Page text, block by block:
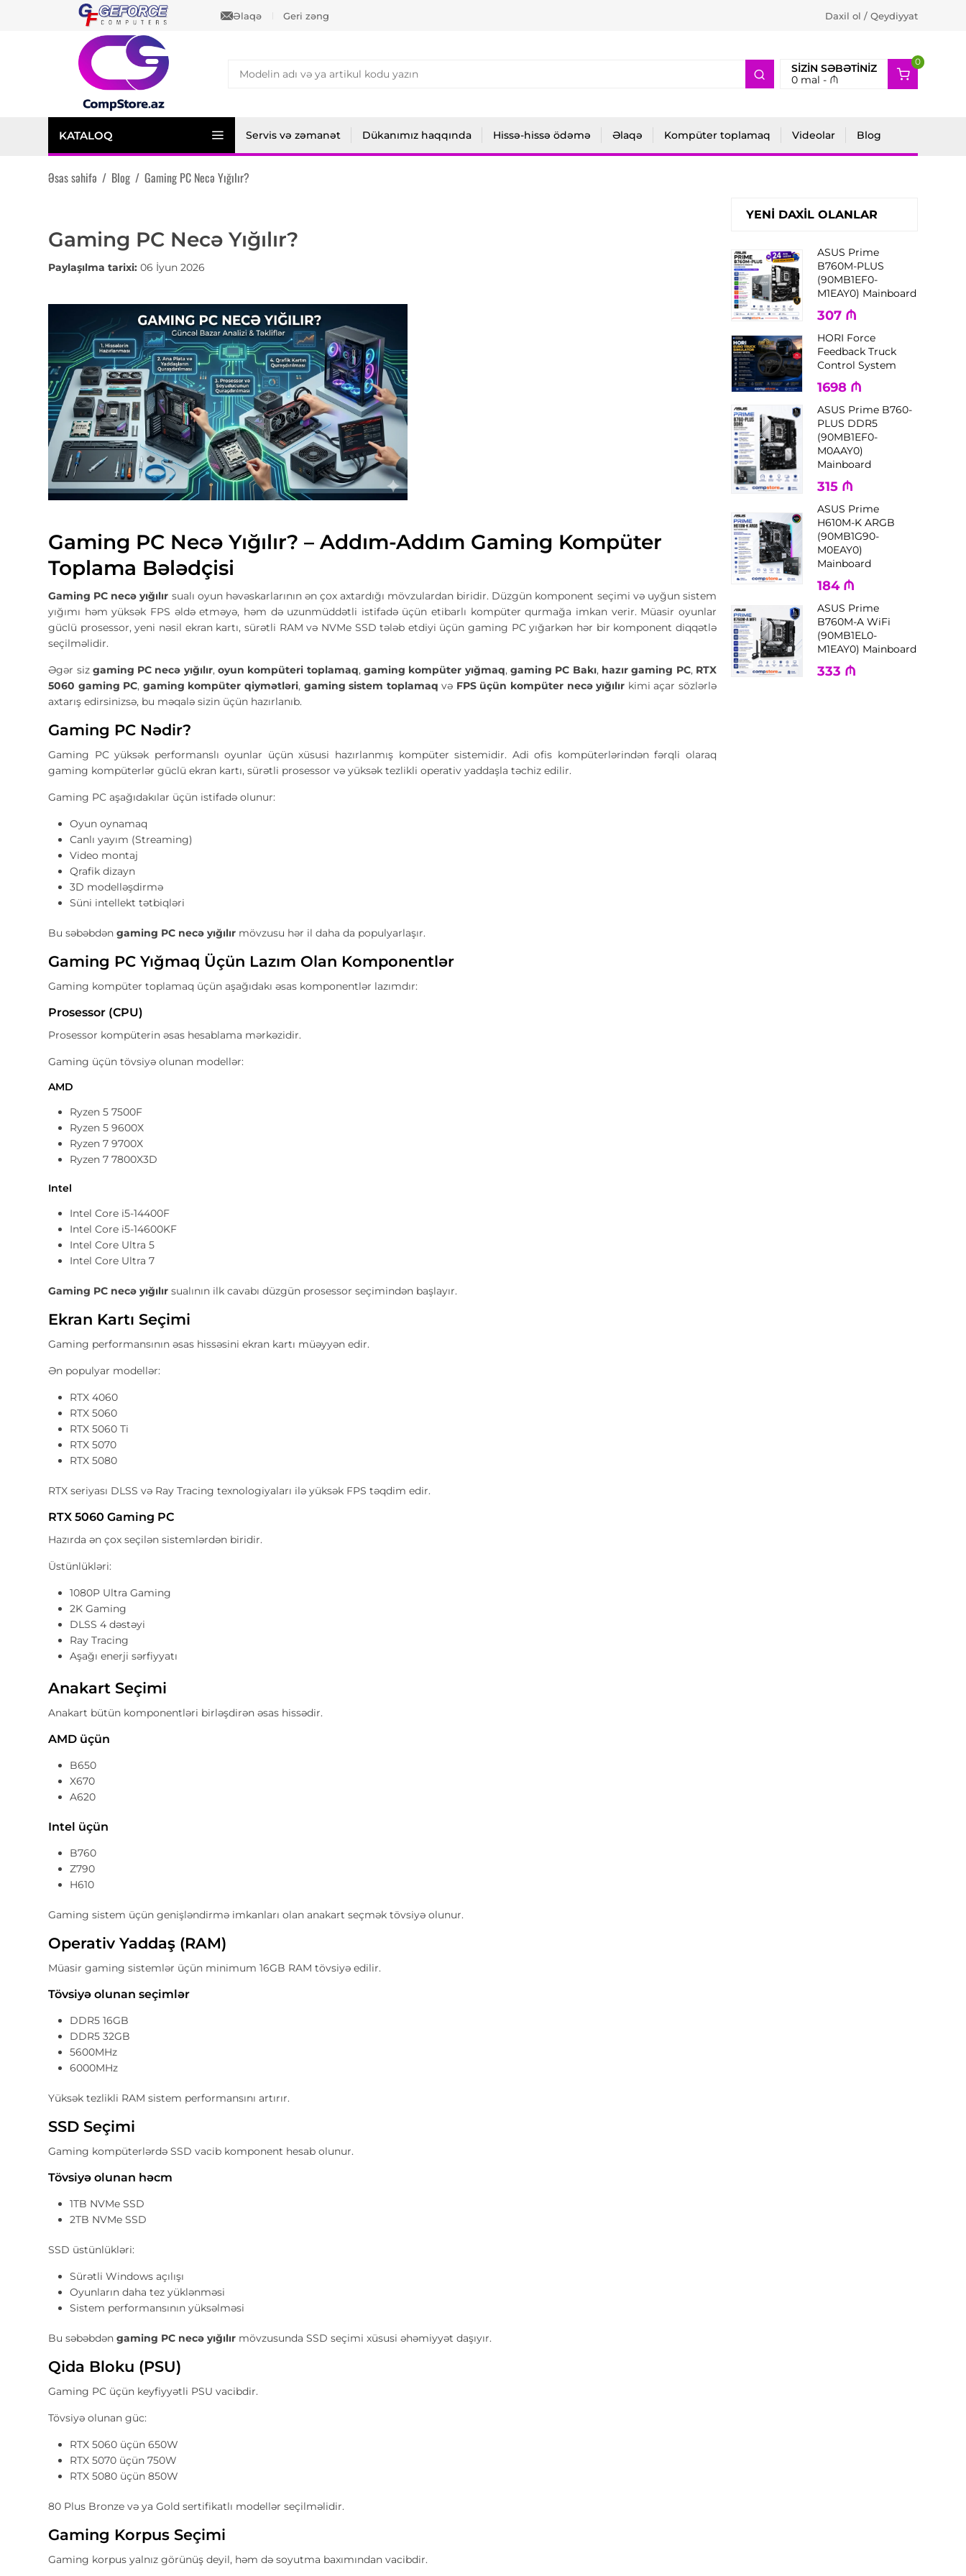
Əlaqə Geri zəng Daxil ol / Qeydiyyat
SIZIN SƏBƏTINIZ
0mal - ₼
0
2
KATALOQ Servis və zəmanət Dükanımız haqqında Hissə-hissə ödəmə Əlaqə Kompüter toplamaq Videolar Blog
Əsas səhifə / Blog / Gaming PC Necə Yığılır?
YENI DAXIL OLANLAR
ASUS Prime
B760M-PLUS
(90MB1EF0-
M1EAY0) Mainboard
307 ₼
HORI Force
Feedback Truck
Control System
1698 ₼
ASUS Prime B760-
PLUS DDR5
(90MB1EF0-
M0AAY0)
Mainboard
315 ₼
ASUS Prime
H610M-K ARGB
(90MB1G90-
M0EAY0)
Mainboard
184 ₼
ASUS Prime
B760M-A WiFi
(90MB1EL0-
M1EAY0) Mainboard
333 ₼
Gaming PC Necə Yığılır?
Paylaşılma tarixi:06 İyun 2026
Gaming PC Necə Yığılır? – Addım-Addım Gaming Kompüter
Toplama Bələdçisi
Gaming PC necə yığılır sualı oyun həvəskarlarının ən çox axtardığı mövzulardan biridir. Düzgün komponent seçimi və uyğun sistem
yığımı həm yüksək FPS əldə etməyə, həm də uzunmüddətli istifadə üçün etibarlı kompüter qurmağa imkan verir. Müasir oyunlar
güclü prosessor, yeni nəsil ekran kartı, sürətli RAM və NVMe SSD tələb etdiyi üçün gaming PC yığarkən hər bir komponent diqqətlə
seçilməlidir.
Əgər siz gaming PC necə yığılır,oyun kompüteri toplamaq,gaming kompüter yığmaq, gaming PC Bakı, hazır gaming PC, RTX
5060 gaming PC, gaming kompüter qiymətləri, gaming sistem toplamaq və FPS üçün kompüter necə yığılır kimi açar sözlərlə
axtarış edirsinizsə, bu məqalə sizin üçün hazırlanıb.
Gaming PC Nədir?
Gaming PC yüksək performanslı oyunlar üçün xüsusi hazırlanmış kompüter sistemidir. Adi ofis kompüterlərindən fərqli olaraq
gaming kompüterlər güclü ekran kartı, sürətli prosessor və yüksək tezlikli operativ yaddaşla təchiz edilir.
Gaming PC aşağıdakılar üçün istifadə olunur:
Oyun oynamaq
Canlı yayım (Streaming)
Video montaj
Qrafik dizayn
3D modelləşdirmə
Süni intellekt tətbiqləri
Bu səbəbdəngaming PC necə yığılır mövzusu hər il daha da populyarlaşır.
Gaming PC Yığmaq Üçün Lazım Olan Komponentlər
Gaming kompüter toplamaq üçün aşağıdakı əsas komponentlər lazımdır:
Prosessor (CPU)
Prosessor kompüterin əsas hesablama mərkəzidir.
Gaming üçün tövsiyə olunan modellər:
AMD
Ryzen 5 7500F
Ryzen 5 9600X
Ryzen 7 9700X
Ryzen 7 7800X3D
Intel
Intel Core i5-14400F
Intel Core i5-14600KF
Intel Core Ultra 5
Intel Core Ultra 7
Gaming PC necə yığılır sualının ilk cavabı düzgün prosessor seçimindən başlayır.
Ekran Kartı Seçimi
Gaming performansının əsas hissəsini ekran kartı müəyyən edir.
Ən populyar modellər:
RTX 4060
RTX 5060
RTX 5060 Ti
RTX 5070
RTX 5080
RTX seriyası DLSS və Ray Tracing texnologiyaları ilə yüksək FPS təqdim edir.
RTX 5060 Gaming PC
Hazırda ən çox seçilən sistemlərdən biridir.
Üstünlükləri:
1080P Ultra Gaming
2K Gaming
DLSS 4 dəstəyi
Ray Tracing
Aşağı enerji sərfiyyatı
Anakart Seçimi
Anakart bütün komponentləri birləşdirən əsas hissədir.
AMD üçün
B650
X670
A620
Intel üçün
B760
Z790
H610
Gaming sistem üçün genişləndirmə imkanları olan anakart seçmək tövsiyə olunur.
Operativ Yaddaş (RAM)
Müasir gaming sistemlər üçün minimum 16GB RAM tövsiyə edilir.
Tövsiyə olunan seçimlər
DDR5 16GB
DDR5 32GB
5600MHz
6000MHz
Yüksək tezlikli RAM sistem performansını artırır.
SSD Seçimi
Gaming kompüterlərdə SSD vacib komponent hesab olunur.
Tövsiyə olunan həcm
1TB NVMe SSD
2TB NVMe SSD
SSD üstünlükləri:
Sürətli Windows açılışı
Oyunların daha tez yüklənməsi
Sistem performansının yüksəlməsi
Bu səbəbdəngaming PC necə yığılır mövzusunda SSD seçimi xüsusi əhəmiyyət daşıyır.
Qida Bloku (PSU)
Gaming PC üçün keyfiyyətli PSU vacibdir.
Tövsiyə olunan güc:
RTX 5060 üçün 650W
RTX 5070 üçün 750W
RTX 5080 üçün 850W
80 Plus Bronze və ya Gold sertifikatlı modellər seçilməlidir.
Gaming Korpus Seçimi
Gaming korpus yalnız görünüş deyil, həm də soyutma baxımından vacibdir.